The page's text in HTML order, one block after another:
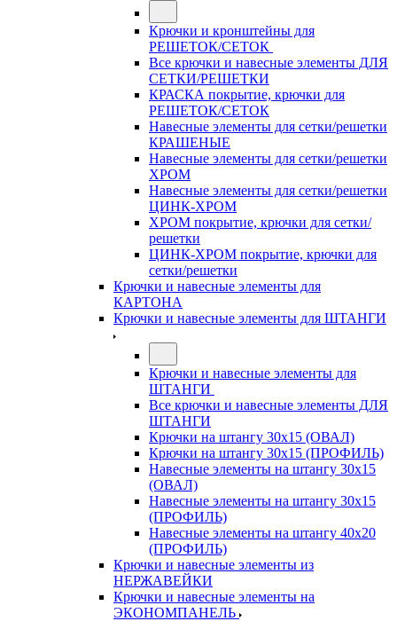
Крючки и кронштейны для
РЕШЕТОК/СЕТОК
Все крючки и навесные элементы ДЛЯ
СЕТКИ/РЕШЕТКИ
КРАСКА покрытие, крючки для
РЕШЕТОК/СЕТОК
Навесные элементы для сетки/решетки
КРАШЕНЫЕ
Навесные элементы для сетки/решетки
ХРОМ
Навесные элементы для сетки/решетки
ЦИНК-ХРОМ
ХРОМ покрытие, крючки для сетки/
решетки
ЦИНК-ХРОМ покрытие, крючки для
сетки/решетки
Крючки и навесные элементы для
КАРТОНА
Крючки и навесные элементы для ШТАНГИ
Крючки и навесные элементы для
ШТАНГИ
Все крючки и навесные элементы ДЛЯ
ШТАНГИ
Крючки на штангу 30х15 (ОВАЛ)
Крючки на штангу 30х15 (ПРОФИЛЬ)
Навесные элементы на штангу 30х15
(ОВАЛ)
Навесные элементы на штангу 30х15
(ПРОФИЛЬ)
Навесные элементы на штангу 40х20
(ПРОФИЛЬ)
Крючки и навесные элементы из
НЕРЖАВЕЙКИ
Крючки и навесные элементы на
ЭКОНОМПАНЕЛЬ